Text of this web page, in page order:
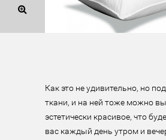
Как это не удивительно, но
ткани, и на ней тоже можно
эстетически красивое, что
вас каждый день утром и